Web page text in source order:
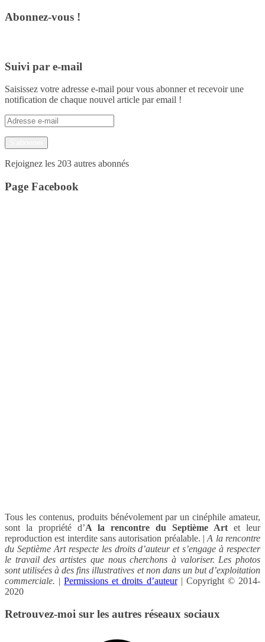
Abonnez-vous !
Suivi par e-mail
Saisissez votre adresse e-mail pour vous abonner et recevoir une
notification de chaque nouvel article par email !
Adresse
e-
mail
Rejoignez les 203 autres abonnés
Page Facebook
Tous les contenus, produits bénévolement par un cinéphile amateur,
sont la propriété d’A la rencontre du Septième Art et leur
reproduction est interdite sans autorisation préalable. |A la rencontre
du Septième Art respecte les droits d’auteur et s’engage à respecter
le travail des artistes que nous cherchons à valoriser. Les photos
sont utilisées à des fins illustratives et non dans un but d’exploitation
commerciale. |Permissions et droits d’auteur| Copyright © 2014-
2020
Retrouvez-moi sur les autres réseaux sociaux